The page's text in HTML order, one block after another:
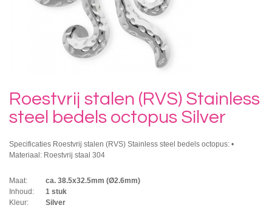
Roestvrij stalen (RVS) Stainless
steel bedels octopus Silver
Specificaties Roestvrij stalen (RVS) Stainless steel bedels octopus: •
Materiaal: Roestvrij staal 304
Maat:
ca. 38.5x32.5mm (Ø2.6mm)
Inhoud:
1 stuk
Kleur:
Silver